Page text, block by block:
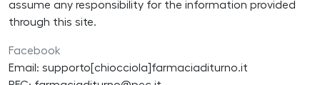
assume any responsibility for the information provided
through this site.
Facebook
Email: supporto[chiocciola]farmaciaditurno.it